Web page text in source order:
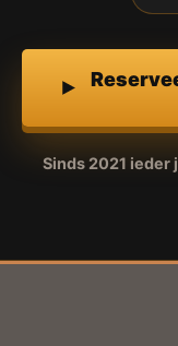
Sinds 2021